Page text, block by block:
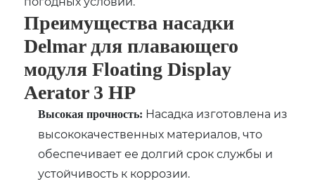
Преимущества насадки
Delmar для плавающего
модуля Floating Display
Aerator 3 HP
Высокая прочность: Насадка изготовлена из
высококачественных материалов, что
обеспечивает ее долгий срок службы и
устойчивость к коррозии.